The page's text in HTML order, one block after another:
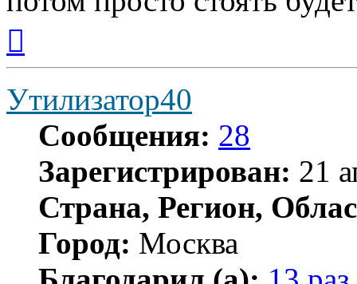
началу
Утилизатор40
Сообщения: 28
Зарегистрирован: 21
Страна, Регион,
Город: Москва